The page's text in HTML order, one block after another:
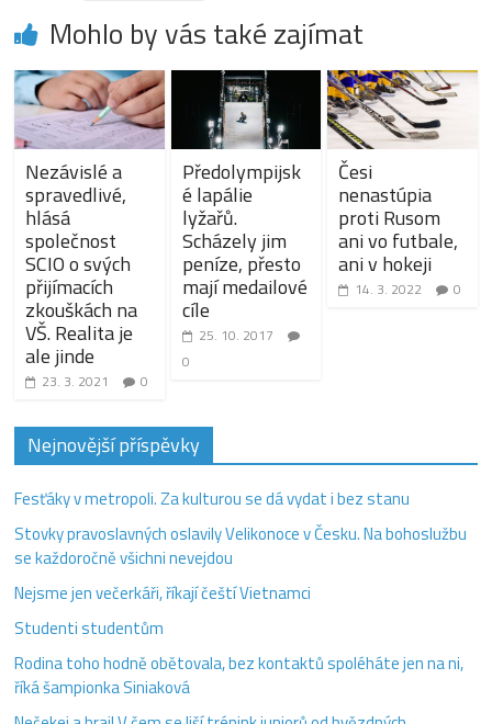
Mohlo by vás také zajímat
Nezávislé a
spravedlivé,
hlásá
společnost
SCIO o svých
přijímacích
zkouškách na
VŠ. Realita je
ale jinde
23. 3. 2021 0
Předolympijsk
é lapálie
lyžařů.
Scházely jim
peníze, přesto
mají medailové
cíle
25. 10. 2017
0
Česi
nenastúpia
proti Rusom
ani vo futbale,
ani v hokeji
14. 3. 2022 0
Nejnovější příspěvky
Fesťáky v metropoli. Za kulturou se dá vydat i bez stanu
Stovky pravoslavných oslavily Velikonoce v Česku. Na bohoslužbu
se každoročně všichni nevejdou
Nejsme jen večerkáři, říkají čeští Vietnamci
Studenti studentům
Rodina toho hodně obětovala, bez kontaktů spoléháte jen na ni,
říká šampionka Siniaková